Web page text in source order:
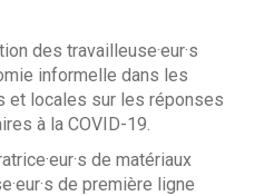
des travailleuse·eur·s
informelle dans les
et locales sur les réponses
à la COVID-19.
de matériaux
de première ligne